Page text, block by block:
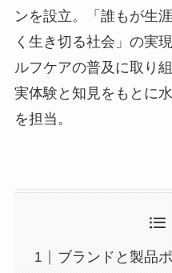
ンを設立。「誰もが生
く生き切る社会」の実
ルフケアの普及に取り
実体験と知見をもとに
を担当。
ブランドと製品